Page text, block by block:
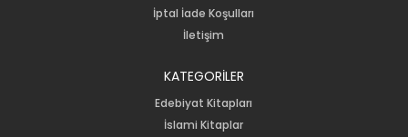
İptal İade Koşulları
İletişim
KATEGORİLER
Edebiyat Kitapları
İslami Kitaplar